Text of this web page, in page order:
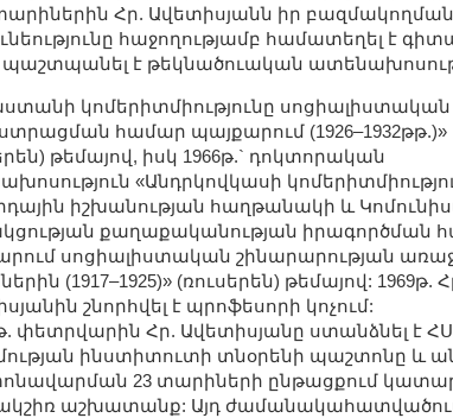
Հր. Ավետիսյանն իր
հաջողությամբ համատեղել
պաշտպանել է թեկնածուական
կոմերիտմիությունը սոցիալիստական
համար պայքարում (1926–1932թթ.)»
թեմայով, իսկ 1966թ.` դոկտորական
«Անդրկովկասի
իշխանության հաղթանակի և
քաղաքականության իրագործման
սոցիալիստական շինարարության
(1917–1925)» (ռուսերեն) թեմայով: 1969թ.
շնորհվել է պրոֆեսորի կոչում:
փետրվարին Հր. Ավետիսյանը ստանձնել է
ինստիտուտի տնօրենի պաշտոնը և
23 տարիների ընթացքում
աշխատանք: Այդ